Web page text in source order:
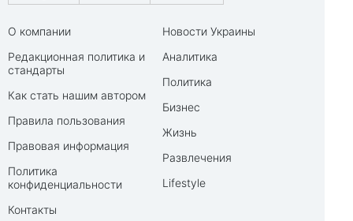
О компании
Редакционная политика и
стандарты
Как стать нашим автором
Правила пользования
Правовая информация
Политика
конфиденциальности
Контакты
Новости Украины
Аналитика
Политика
Бизнес
Жизнь
Развлечения
Lifestyle